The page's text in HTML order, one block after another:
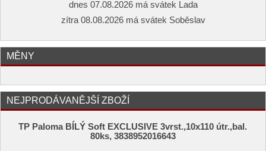
dnes 07.08.2026 má svátek Lada
zítra 08.08.2026 má svátek Soběslav
MĚNY
NEJPRODÁVANĚJŠÍ ZBOŽÍ
TP Paloma BÍLÝ Soft EXCLUSIVE 3vrst.,10x110 útr.,bal.
80ks, 3838952016643